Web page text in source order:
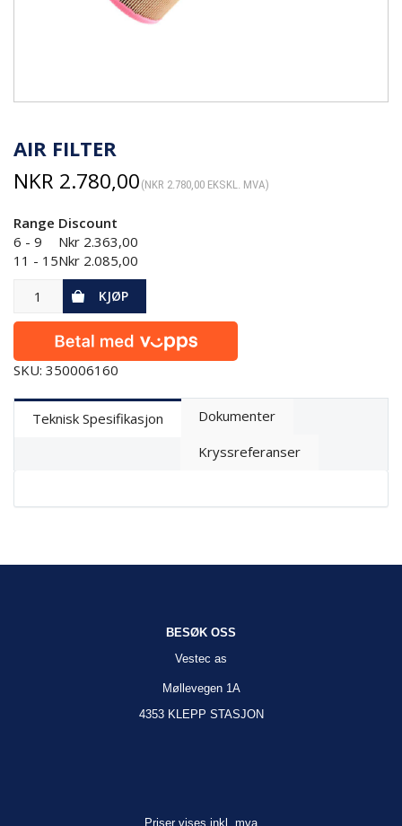
AIR FILTER
NKR 2.780,00 (NKR 2.780,00 EKSKL. MVA)
Range Discount
6 - 9
Nkr 2.363,00
11 - 15Nkr 2.085,00
KJØP
SKU: 350006160
Teknisk Spesifikasjon
Dokumenter
Kryssreferanser
BESØK OSS
Vestec as
Møllevegen 1A
4353 KLEPP STASJON
Priser vises inkl. mva